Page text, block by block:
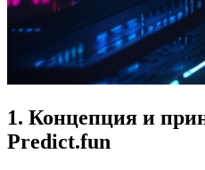
1. Концепция и
Predict.fun